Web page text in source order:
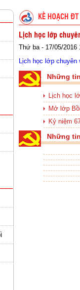
KẾ HOẠCH
Lịch học lớp
Thứ ba - 17/05/2016
Lịch học lớp chuyên
Những
Lịch học
Mở lớp
Kỷ niệm
Những